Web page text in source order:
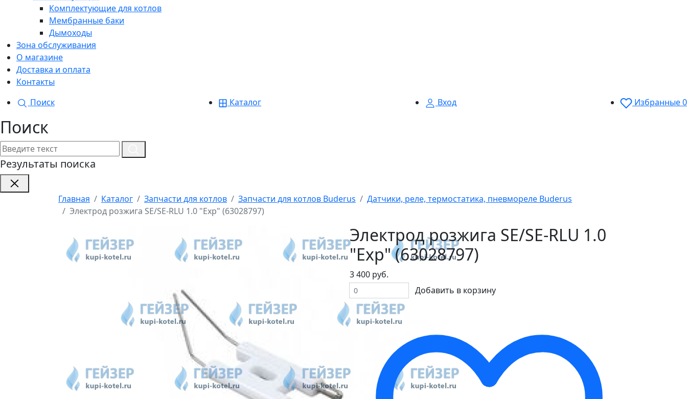
Комплектующие для котлов
Мембранные баки
Дымоходы
Зона обслуживания
О магазине
Доставка и оплата
Контакты
Поиск
Каталог Вход Избранные0
Поиск
Результаты поиска
Главная Каталог Запчасти для котлов Запчасти для котлов Buderus
Датчики, реле, термостатика, пневмореле Buderus
Электрод розжига SE/SE-RLU 1.0 "Exp" (63028797)
Электрод розжига SE/SE-RLU 1.0
"Exp" (63028797)
3 400 руб.
Добавить в корзину